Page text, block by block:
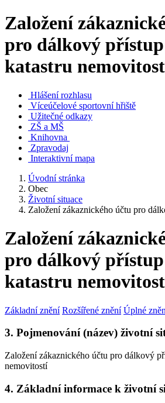
Založení
pro dálkový
katastru
Hlášení rozhlasu
Víceúčelové sportovní hřiště
Užitečné odkazy
ZŠ a MŠ
Knihovna
Zpravodaj
Interaktivní mapa
Úvodní stránka
Obec
Životní situace
Založení zákaznického účtu pro
Založení
pro dálkový
katastru
Základní znění Rozšířené znění Úplné
3. Pojmenování (název) životní
Založení zákaznického účtu pro dálkový
nemovitostí
4. Základní informace k životní